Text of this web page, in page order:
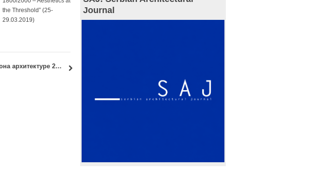
the Threshold” (25-
29.03.2019)
Награде 36. Салона архитектуре 2014.
Journal